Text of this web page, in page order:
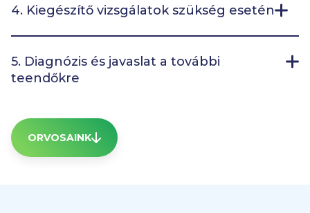
4. Kiegészítő vizsgálatok szükség esetén
5. Diagnózis és javaslat a további
teendőkre
ORVOSAINK